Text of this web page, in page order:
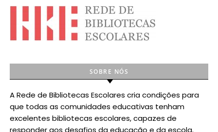
SOBRE NÓS
A Rede de Bibliotecas Escolares cria condições para
que todas as comunidades educativas tenham
excelentes bibliotecas escolares, capazes de